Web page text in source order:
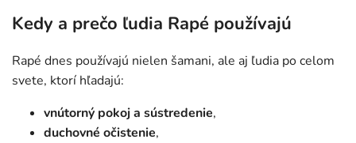
Kedy a prečo ľudia Rapé používajú
Rapé dnes používajú nielen šamani, ale aj ľudia po celom
svete, ktorí hľadajú:
vnútorný pokoj a sústredenie,
duchovné očistenie,